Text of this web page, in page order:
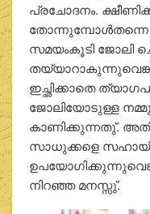
പ്രചോദനം.
തോന്നുമ്പോള്‍തന്നെ
സമയംകൂടി ജോലി
ഇച്ഛിക്കാതെ
ജോലിയോടുള്ള
കാണിക്കുന്നതു്.
സാധുക്കളെ
നിറഞ്ഞ മനസ്സു്.